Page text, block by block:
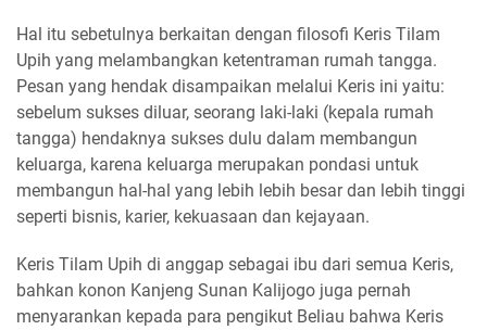
Hal itu sebetulnya berkaitan dengan filosofi Keris Tilam
Upih yang melambangkan ketentraman rumah tangga.
Pesan yang hendak disampaikan melalui Keris ini yaitu:
sebelum sukses diluar, seorang laki-laki (kepala rumah
tangga) hendaknya sukses dulu dalam membangun
keluarga, karena keluarga merupakan pondasi untuk
membangun hal-hal yang lebih lebih besar dan lebih tinggi
seperti bisnis, karier, kekuasaan dan kejayaan.
Keris Tilam Upih di anggap sebagai ibu dari semua Keris,
bahkan konon Kanjeng Sunan Kalijogo juga pernah
menyarankan kepada para pengikut Beliau bahwa Keris